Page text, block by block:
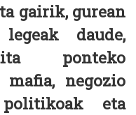
gairik, gurean
daude,
ponteko
mafia, negozio
eta